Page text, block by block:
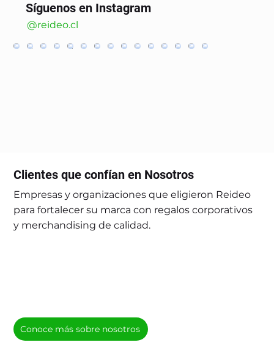
Síguenos en Instagram
@reideo.cl
Clientes que confían en Nosotros
Empresas y organizaciones que eligieron Reideo
para fortalecer su marca con regalos corporativos
y merchandising de calidad.
Conoce más sobre nosotros